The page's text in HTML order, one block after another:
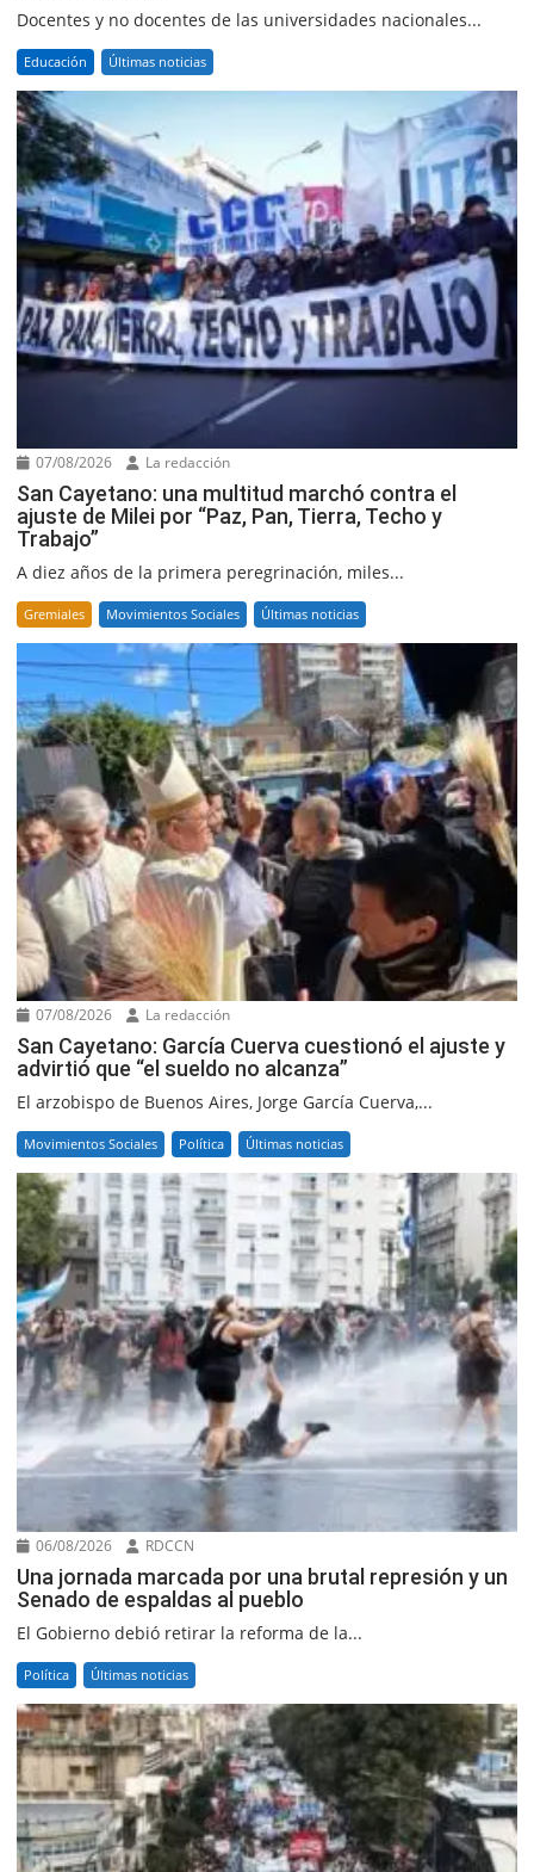
Docentes y no docentes de las universidades nacionales...
Educación Últimas noticias
07/08/2026 La redacción
San Cayetano: una multitud marchó contra el
ajuste de Milei por “Paz, Pan, Tierra, Techo y
Trabajo”
A diez años de la primera peregrinación, miles...
Gremiales Movimientos Sociales Últimas noticias
07/08/2026 La redacción
San Cayetano: García Cuerva cuestionó el ajuste y
advirtió que “el sueldo no alcanza”
El arzobispo de Buenos Aires, Jorge García Cuerva,...
Movimientos Sociales Política Últimas noticias
06/08/2026 RDCCN
Una jornada marcada por una brutal represión y un
Senado de espaldas al pueblo
El Gobierno debió retirar la reforma de la...
Política Últimas noticias